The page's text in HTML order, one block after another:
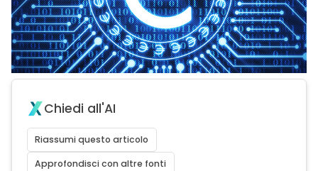
Chiedi all'AI
Riassumi questo articolo
Approfondisci con altre fonti